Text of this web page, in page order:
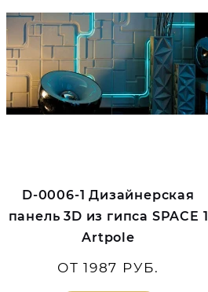
D-0006-1 Дизайнерская
панель 3D из гипса SPACE 1
Artpole
ОТ 1987 РУБ.